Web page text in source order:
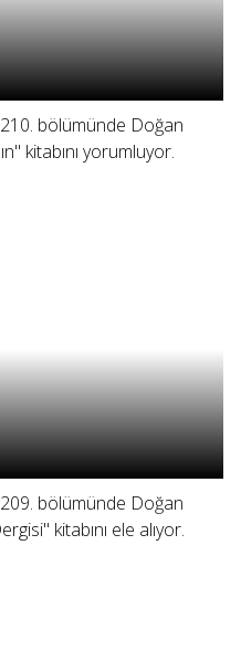
bölümünde Doğan
kitabını yorumluyor.
bölümünde Doğan
kitabını ele alıyor.